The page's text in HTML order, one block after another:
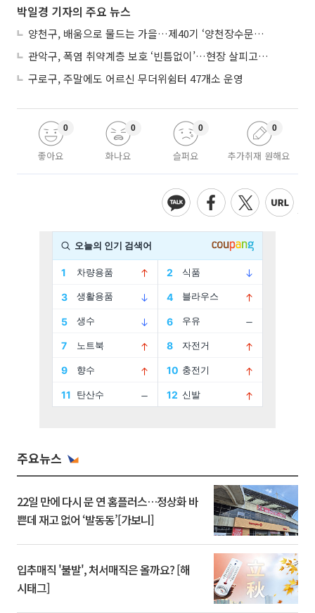
박일경 기자의 주요 뉴스
양천구, 배움으로 물드는 가을…제40기 ‘양천장수문화대학’ 수강생 모집
관악구, 폭염 취약계층 보호 ‘빈틈없이’…현장 살피고 지원 넓힌다
구로구, 주말에도 어르신 무더위쉼터 47개소 운영
좋아요
0
화나요
0
슬퍼요
0
추가취재 원해요
0
주요뉴스
22일 만에 다시 문 연 홈플러스…정상화 바
쁜데 재고 없어 ‘발동동’[가보니]
입추매직 '불발', 처서매직은 올까요? [해
시태그]